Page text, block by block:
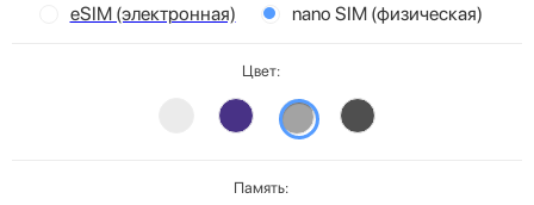
eSIM (электронная) nano SIM (физическая)
Цвет:
Память: